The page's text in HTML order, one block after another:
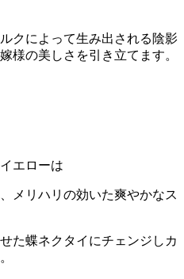
クによって生み出される陰影
様の美しさを引き立てます。
エローは
メリハリの効いた爽やかなス
た蝶ネクタイにチェンジしカ